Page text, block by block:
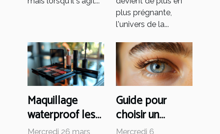
plus prégnante,
l'univers de la...
Maquillage
waterproof les
meilleures
Mercredi 26 mars
Guide pour
choisir un
mascara adapté
Mercredi 6